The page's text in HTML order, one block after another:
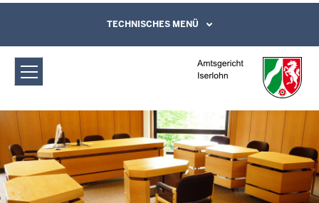
Amtsgericht Iserlohn: Sitzungstermine
Direkt zum Inhalt
Leichte Sprache, Gebärdensprachenvideo
und Kontaktformular
TECHNISCHES MENÜ